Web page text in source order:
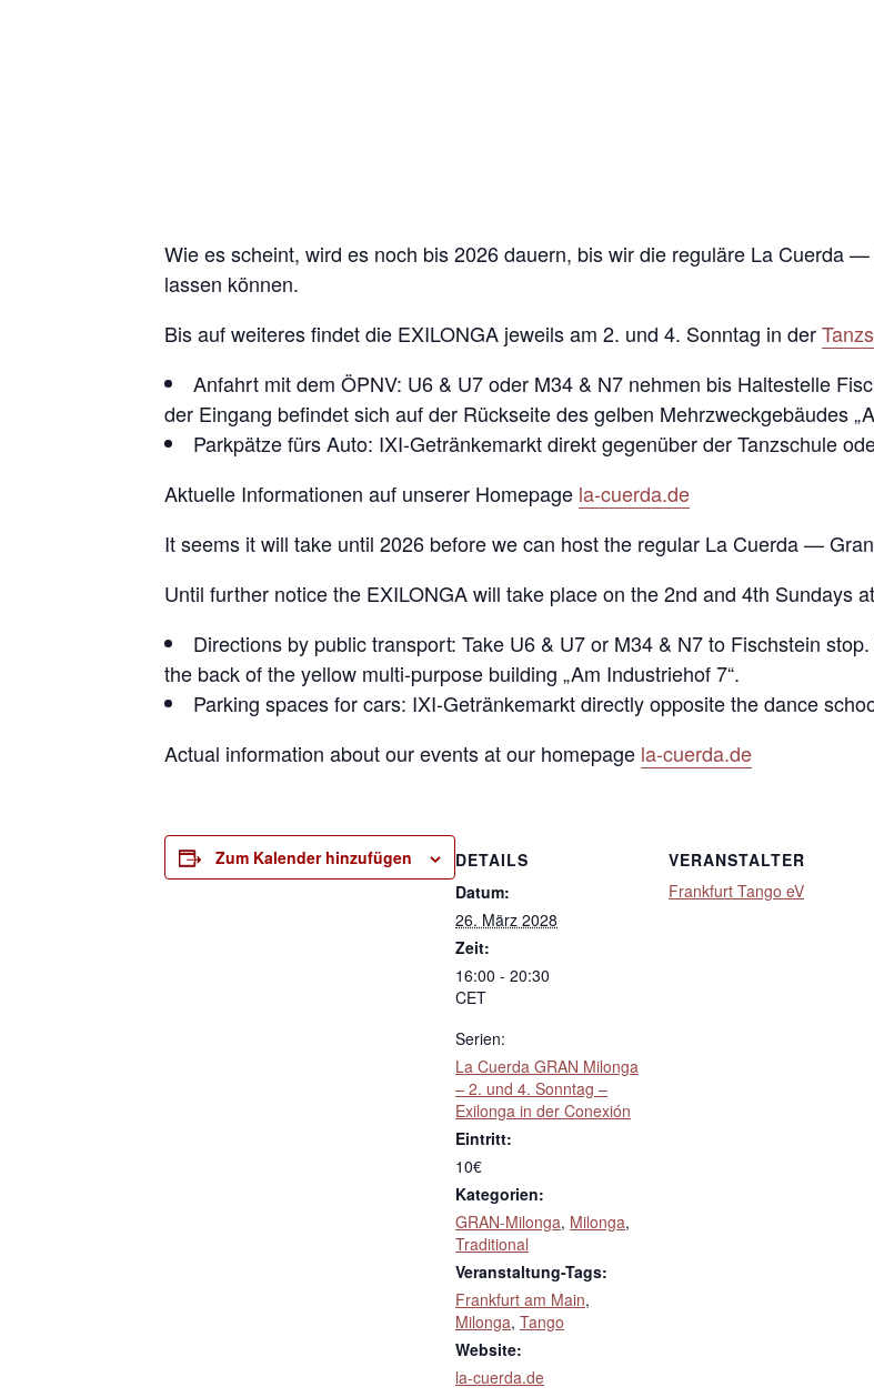
Wie es scheint, wird es noch bis 2026 dauern, bis wir die reguläre La Cuerda
lassen können.
Bis auf weiteres findet die EXILONGA jeweils am 2. und 4. Sonntag in der
Anfahrt mit dem ÖPNV: U6 & U7 oder M34 & N7 nehmen bis Haltestelle
der Eingang befindet sich auf der Rückseite des gelben Mehrzweckgebäudes
Parkpätze fürs Auto: IXI-Getränkemarkt direkt gegenüber der Tanzschule
Aktuelle Informationen auf unserer Homepage la-cuerda.de
It seems it will take until 2026 before we can host the regular La Cuerda —
Until further notice the EXILONGA will take place on the 2nd and 4th Sundays
Directions by public transport: Take U6 & U7 or M34 & N7 to Fischstein
the back of the yellow multi-purpose building „Am Industriehof 7“.
Parking spaces for cars: IXI-Getränkemarkt directly opposite the dance
Actual information about our events at our homepage la-cuerda.de
Zum Kalender hinzufügen
DETAILS
Datum:
26. März 2028
Zeit:
16:00 - 20:30
CET
Serien:
La Cuerda GRAN Milonga
– 2. und 4. Sonntag –
Exilonga in der Conexión
Eintritt:
10€
Kategorien:
GRAN-Milonga, Milonga,
Traditional
Veranstaltung-Tags:
Frankfurt am Main,
Milonga, Tango
Website:
la-cuerda.de
VERANSTALTER
Frankfurt Tango eV